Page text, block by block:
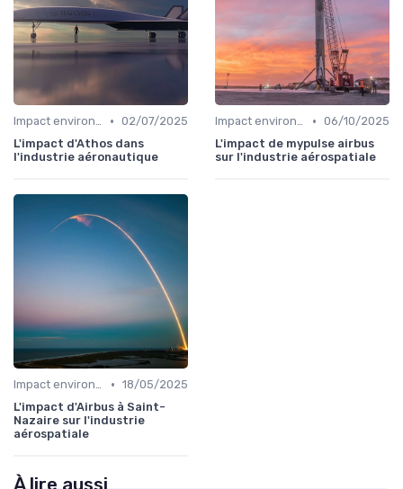
Impact environnemental • 02/07/2025
L'impact d'Athos dans
l'industrie aéronautique
Impact environnemental • 06/10/2025
L'impact de mypulse airbus
sur l'industrie aérospatiale
Impact environnemental • 18/05/2025
L'impact d'Airbus à Saint-
Nazaire sur l'industrie
aérospatiale